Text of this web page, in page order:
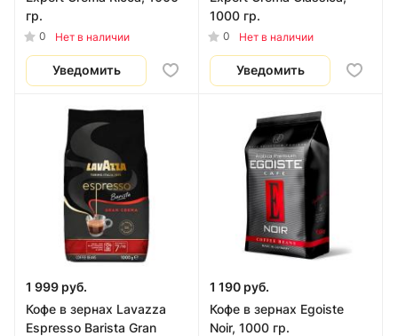
гр.
0 Нет в наличии
Уведомить
1000 гр.
0 Нет в наличии
Уведомить
1 999 руб.
Кофе в зернах Lavazza
Espresso Barista Gran
1 190 руб.
Кофе в зернах Egoiste
Noir, 1000 гр.